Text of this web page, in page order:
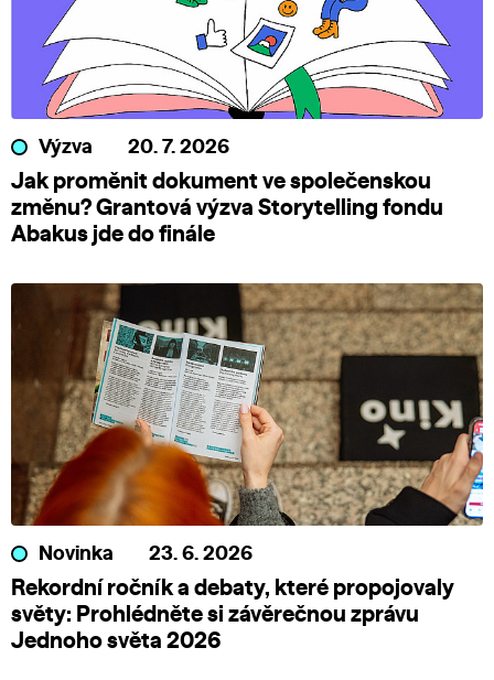
Výzva 20. 7. 2026
Jak proměnit dokument ve společenskou
změnu? Grantová výzva Storytelling fondu
Abakus jde do finále
Novinka 23. 6. 2026
Rekordní ročník a debaty, které propojovaly
světy: Prohlédněte si závěrečnou zprávu
Jednoho světa 2026